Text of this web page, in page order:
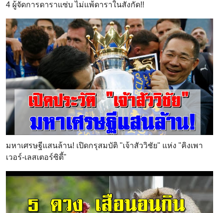
4 ผู้จัดการดาราแซ่บ ไม่แพ้ดาราในสังกัด!!
มหาเศรษฐีแสนล้าน! เปิดกรุสมบัติ "เจ้าสัววิชัย" แห่ง "คิงเพา
เวอร์-เลสเตอร์ซิตี้"